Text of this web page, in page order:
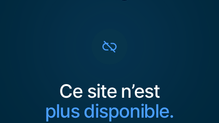
Ce site n’est
plus disponible.